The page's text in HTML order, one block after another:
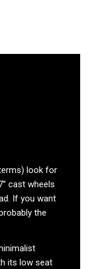
look for
cast wheels
If you want
the
its low seat